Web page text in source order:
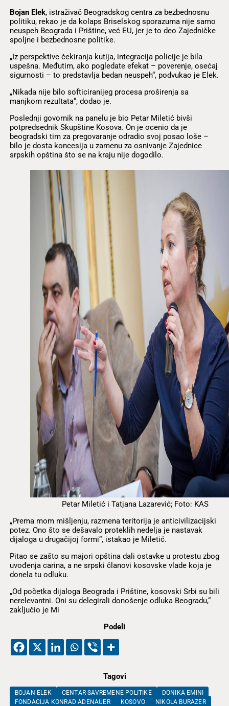
Bojan Elek, istraživač Beogradskog centra za bezbednosnu
politiku, rekao je da kolaps Briselskog sporazuma nije samo
neuspeh Beograda i Prištine, već EU, jer je to deo Zajedničke
spoljne i bezbednosne politike.
„Iz perspektive čekiranja kutija, integracija policije je bila
uspešna. Međutim, ako pogledate efekat – poverenje, osećaj
sigurnosti – to predstavlja bedan neuspeh“, podvukao je Elek.
„Nikada nije bilo softiciranijeg procesa proširenja sa
manjkom rezultata“, dodao je.
Poslednji govornik na panelu je bio Petar Miletić bivši
potpredsednik Skupštine Kosova. On je ocenio da je
beogradski tim za pregovaranje odradio svoj posao loše –
bilo je dosta koncesija u zamenu za osnivanje Zajednice
srpskih opština što se na kraju nije dogodilo.
Petar Miletić i Tatjana Lazarević; Foto: KAS
„Prema mom mišljenju, razmena teritorija je anticivilizacijski
potez. Ono što se dešavalo proteklih nedelja je nastavak
dijaloga u drugačijoj formi“, istakao je Miletić.
Pitao se zašto su majori opština dali ostavke u protestu zbog
uvođenja carina, a ne srpski članovi kosovske vlade koja je
donela tu odluku.
„Od početka dijaloga Beograda i Prištine, kosovski Srbi su bili
nerelevantni. Oni su delegirali donošenje odluka Beogradu,“
zaključio je Mi
Podeli
Tagovi
BOJAN ELEK CENTAR SAVREMENE POLITIKE
DONIKA EMINI
FONDACIJA KONRAD ADENAUER
KOSOVO
NIKOLA BURAZER